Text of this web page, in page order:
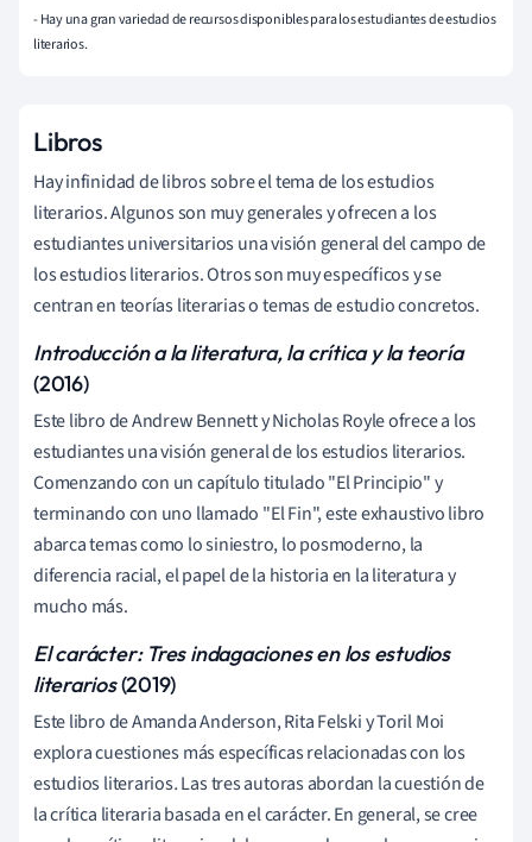
- Hay una gran variedad de recursos disponibles para los estudiantes de estudios
literarios.
Libros
Hay infinidad de libros sobre el tema de los estudios
literarios. Algunos son muy generales y ofrecen a los
estudiantes universitarios una visión general del campo de
los estudios literarios. Otros son muy específicos y se
centran en teorías literarias o temas de estudio concretos.
Introducción a la literatura, la crítica y la teoría
(2016)
Este libro de Andrew Bennett y Nicholas Royle ofrece a los
estudiantes una visión general de los estudios literarios.
Comenzando con un capítulo titulado "El Principio" y
terminando con uno llamado "El Fin", este exhaustivo libro
abarca temas como lo siniestro, lo posmoderno, la
diferencia racial, el papel de la historia en la literatura y
mucho más.
El carácter: Tres indagaciones en los estudios
literarios(2019)
Este libro de Amanda Anderson, Rita Felski y Toril Moi
explora cuestiones más específicas relacionadas con los
estudios literarios.Las tres autoras abordan la cuestión de
la crítica literaria basada en el carácter. En general, se cree